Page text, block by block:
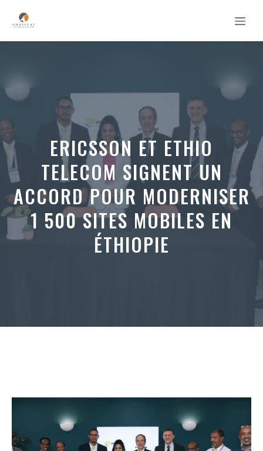
contenu
ERICSSON ET ETHIO
TELECOM SIGNENT UN
ACCORD POUR MODERNISER
1 500 SITES MOBILES EN
ÉTHIOPIE